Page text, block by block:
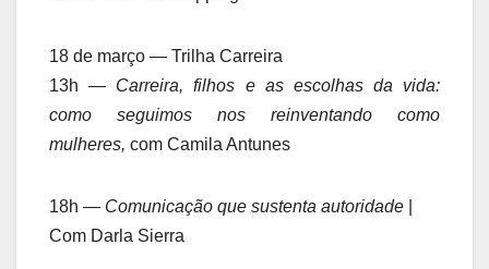
18 de março — Trilha Carreira
13h — Carreira, filhos e as escolhas da vida:
como seguimos nos reinventando como
mulheres, com Camila Antunes
18h — Comunicação que sustenta autoridade
Com Darla Sierra